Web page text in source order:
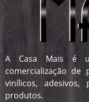
A Casa Mais é
comercialização de
vinílicos,
produtos.